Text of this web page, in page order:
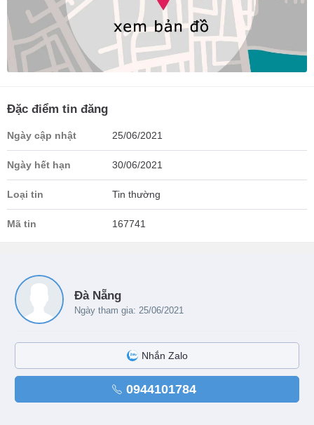
Đặc điểm tin đăng
Ngày cập nhật 25/06/2021
Ngày hết hạn 30/06/2021
Loại tin Tin thường
Mã tin 167741
Đà Nẵng
Ngày tham gia: 25/06/2021
Nhắn Zalo
0944101784